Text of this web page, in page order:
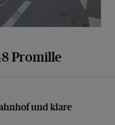
Promille
und klare Ansage
und klare